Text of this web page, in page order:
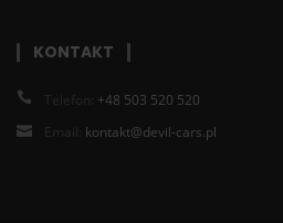
KONTAKT
Telefon: +48 503 520 520
Email: kontakt@devil-cars.pl